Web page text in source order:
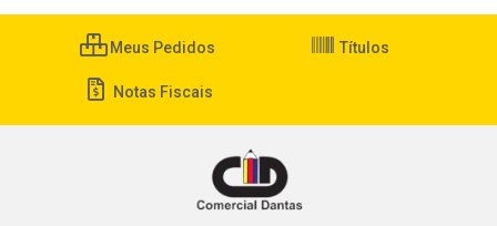
Meus Pedidos Títulos
Notas Fiscais